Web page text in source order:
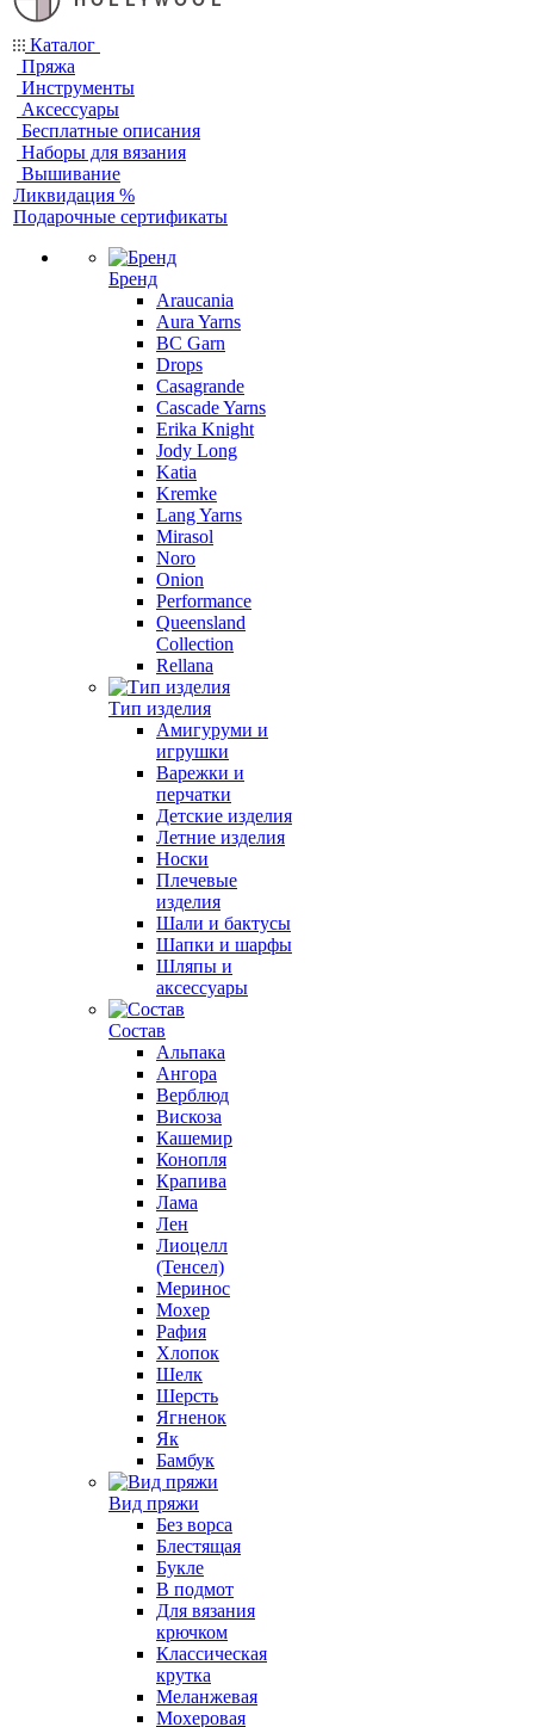
Каталог
Пряжа
Инструменты
Аксессуары
Бесплатные описания
Наборы для вязания
Вышивание
Ликвидация %
Подарочные сертификаты
Бренд
Araucania
Aura Yarns
BC Garn
Drops
Casagrande
Cascade Yarns
Erika Knight
Jody Long
Katia
Kremke
Lang Yarns
Mirasol
Noro
Onion
Performance
Queensland
Collection
Rellana
Тип изделия
Амигуруми и
игрушки
Варежки и
перчатки
Детские изделия
Летние изделия
Носки
Плечевые
изделия
Шали и бактусы
Шапки и шарфы
Шляпы и
аксессуары
Состав
Альпака
Ангора
Верблюд
Вискоза
Кашемир
Конопля
Крапива
Лама
Лен
Лиоцелл
(Тенсел)
Меринос
Мохер
Рафия
Хлопок
Шелк
Шерсть
Ягненок
Як
Бамбук
Вид пряжи
Без ворса
Блестящая
Букле
В подмот
Для вязания
крючком
Классическая
крутка
Меланжевая
Мохеровая